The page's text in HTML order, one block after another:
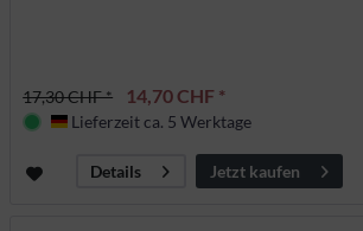
17,30 CHF * 14,70 CHF *
Deutschland
Lieferzeit ca. 5 Werktage
Details Jetzt kaufen